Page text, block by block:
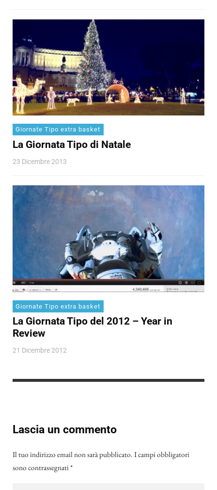
Giornate Tipo extra basket
La Giornata Tipo di Natale
23 Dicembre 2013
Giornate Tipo extra basket
La Giornata Tipo del 2012 – Year in
Review
21 Dicembre 2012
Lascia un commento
Il tuo indirizzo email non sarà pubblicato.I campi obbligatori
sono contrassegnati*